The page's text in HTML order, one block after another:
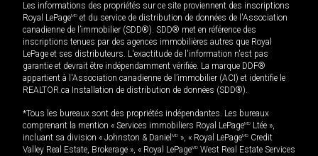
Les informations des propriétés sur ce site proviennent des inscriptions
Royal LePageMD et du service de distribution de données de l'Association
canadienne de l’immobilier (SDD®). SDD® met en référence des
inscriptions tenues par des agences immobilières autres que Royal
LePage et ses distributeurs. L'exactitude de l'information n'est pas
garantie et devrait être indépendamment vérifiée. La marque DDF®
appartient à l'Association canadienne de l’immobilier (ACI) et identifie le
REALTOR.ca Installation de distribution de données (SDD®).
*Tous les bureaux sont des propriétés indépendantes. Les bureaux
comprenant la mention « Services immobiliers Royal LePageMD Ltée »,
incluant sa division « Johnston & Daniel MD », « Royal LePageMD Credit
Valley Real Estate, Brokerage », « Royal LePageMD West Real Estate Services